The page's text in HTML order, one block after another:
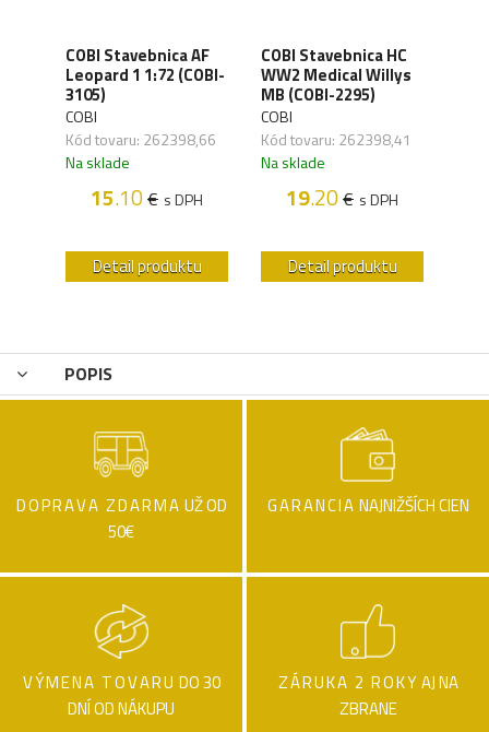
COBI Stavebnica AF
Leopard 1 1:72 (COBI-
3105)
COBI
Kód tovaru: 262398,66
Na sklade
15.10€ s DPH
Detail produktu
COBI Stavebnica HC
WW2 Medical Willys
MB (COBI-2295)
COBI
Kód tovaru: 262398,41
Na sklade
19.20€ s DPH
Detail produktu
POPIS
DOPRAVA ZDARMA UŽ OD
50€
GARANCIA NAJNIŽŠÍCH CIEN
VÝMENA TOVARU DO 30
DNÍ OD NÁKUPU
ZÁRUKA 2 ROKY AJ NA
ZBRANE